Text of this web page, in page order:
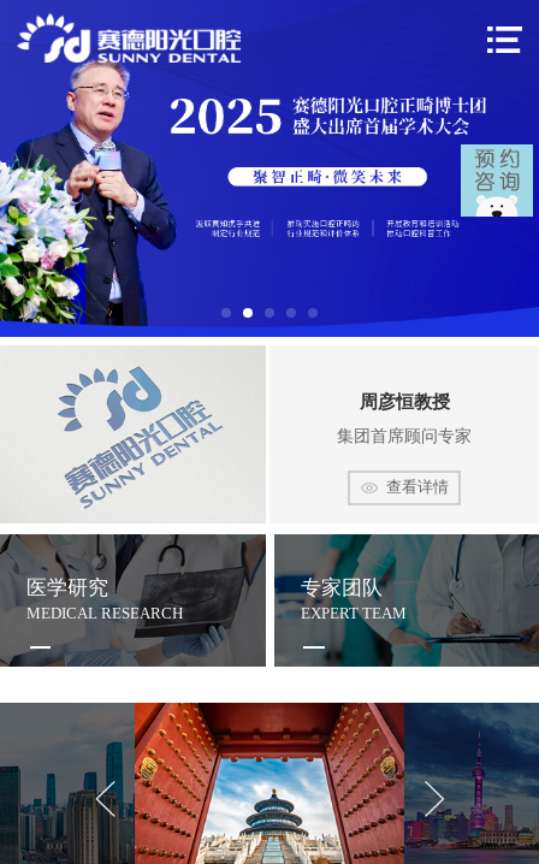
周彦恒教授
集团首席顾问专家
查看详情
医学研究
MEDICAL RESEARCH
专家团队
EXPERT TEAM